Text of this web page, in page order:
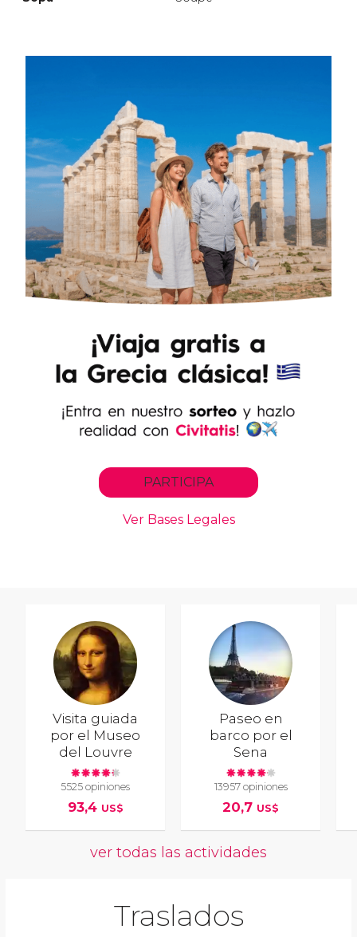
Visita guiada
por el Museo
del Louvre
5525 opiniones
93,4 US$
Paseo en
barco por el
Sena
13957 opiniones
20,7 US$
ver todas las actividades
Traslados